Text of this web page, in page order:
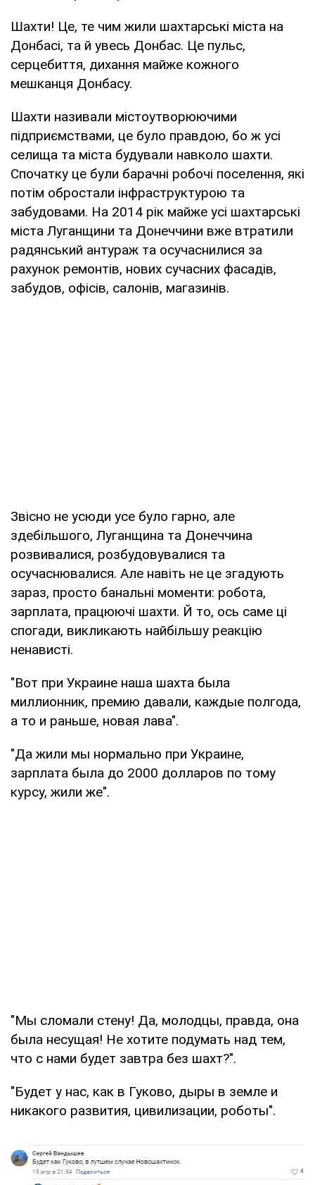
Шахти! Це, те чим жили шахтарські міста на
Донбасі, та й увесь Донбас. Це пульс,
серцебиття, дихання майже кожного
мешканця Донбасу.
Шахти називали містоутворюючими
підприємствами, це було правдою, бо ж усі
селища та міста будували навколо шахти.
Спочатку це були барачні робочі поселення, які
потім обростали інфраструктурою та
забудовами. На 2014 рік майже усі шахтарські
міста Луганщини та Донеччини вже втратили
радянський антураж та осучаснилися за
рахунок ремонтів, нових сучасних фасадів,
забудов, офісів, салонів, магазинів.
Звісно не усюди усе було гарно, але
здебільшого, Луганщина та Донеччина
розвивалися, розбудовувалися та
осучаснювалися. Але навіть не це згадують
зараз, просто банальні моменти: робота,
зарплата, працюючі шахти. Й то, ось саме ці
спогади, викликають найбільшу реакцію
ненависті.
"Вот при Украине наша шахта была
миллионник, премию давали, каждые полгода,
а то и раньше, новая лава".
"Да жили мы нормально при Украине,
зарплата была до 2000 долларов по тому
курсу, жили же".
"Мы сломали стену! Да, молодцы, правда, она
была несущая! Не хотите подумать над тем,
что с нами будет завтра без шахт?".
"Будет у нас, как в Гуково, дыры в земле и
никакого развития, цивилизации, роботы".